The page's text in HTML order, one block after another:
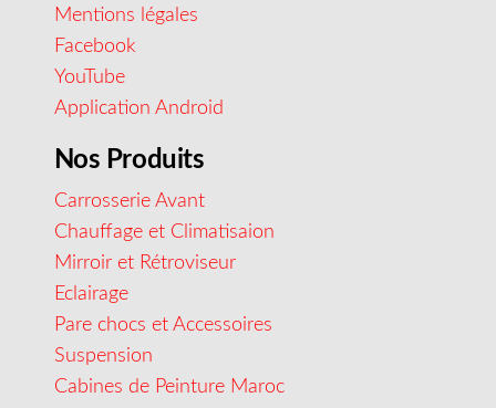
Mentions légales
Facebook
YouTube
Application Android
Nos Produits
Carrosserie Avant
Chauffage et Climatisaion
Mirroir et Rétroviseur
Eclairage
Pare chocs et Accessoires
Suspension
Cabines de Peinture Maroc